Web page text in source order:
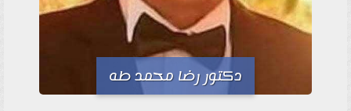
دكتور رضا محمد طه